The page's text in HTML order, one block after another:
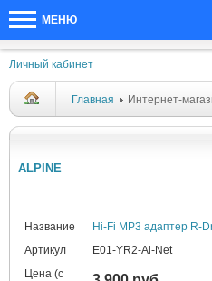
МЕНЮ
Личный кабинет
Главная Интернет-
ALPINE
Название
Hi-Fi MP3 адаптер R-
Артикул
E01-YR2-Ai-Net
Цена (с